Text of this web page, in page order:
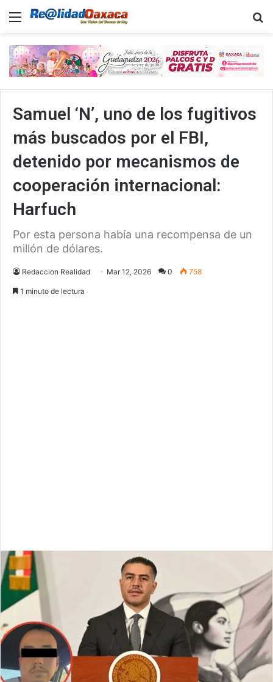
Menu
Samuel ‘N’, uno de los fugitivos
más buscados por el FBI,
detenido por mecanismos de
cooperación internacional:
Harfuch
Por esta persona había una recompensa de un
millón de dólares.
Redaccion Realidad Mar 12, 2026 0 758
1 minuto de lectura